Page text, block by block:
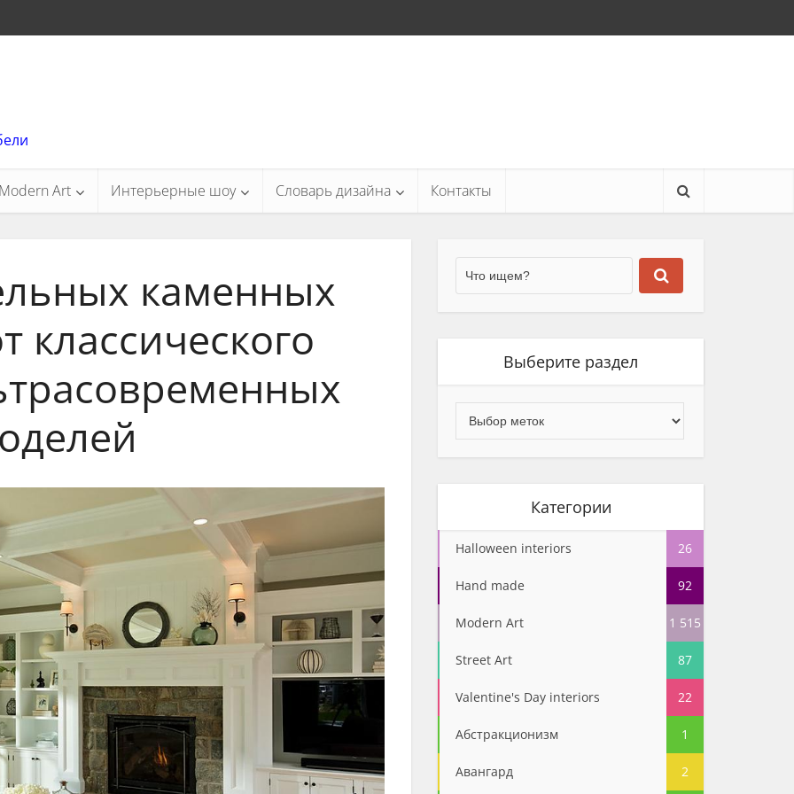
Art Интерьерные шоу Словарь дизайна Контакты
каменных
классического
Выберите раздел
Категории
Halloween interiors 26
Hand made 92
Modern Art 1 515
Street Art 87
Valentine's Day interiors 22
Абстракционизм 1
Авангард 2